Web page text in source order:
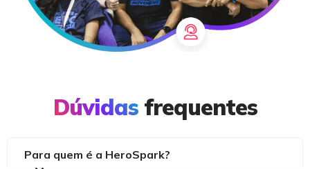
Dúvidas frequentes
Para quem é a HeroSpark?